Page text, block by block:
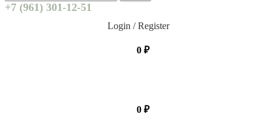
+7 (961) 301-12-51
Login / Register
0 ₽
0 ₽